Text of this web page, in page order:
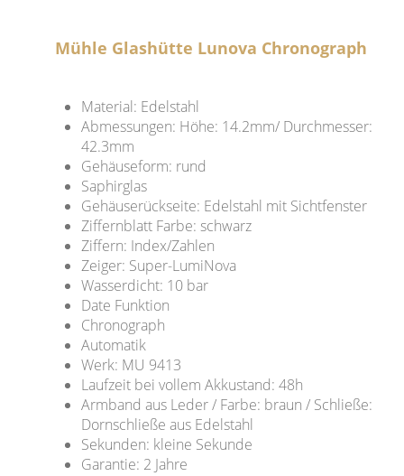
Mühle Glashütte Lunova Chronograph
Material: Edelstahl
Abmessungen: Höhe: 14.2mm/ Durchmesser:
42.3mm
Gehäuseform: rund
Saphirglas
Gehäuserückseite: Edelstahl mit Sichtfenster
Ziffernblatt Farbe: schwarz
Ziffern: Index/Zahlen
Zeiger: Super-LumiNova
Wasserdicht: 10 bar
Date Funktion
Chronograph
Automatik
Werk: MU 9413
Laufzeit bei vollem Akkustand: 48h
Armband aus Leder / Farbe: braun / Schließe:
Dornschließe aus Edelstahl
Sekunden: kleine Sekunde
Garantie: 2 Jahre